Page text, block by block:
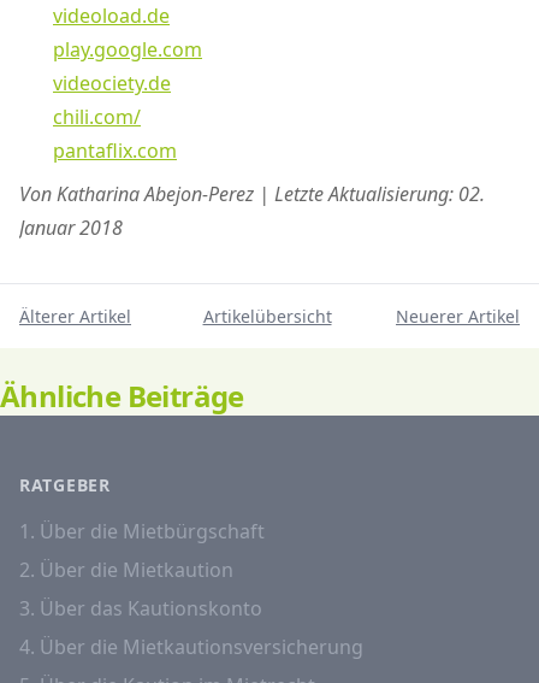
videoload.de
play.google.com
videociety.de
chili.com/
pantaflix.com
Von Katharina Abejon-Perez | Letzte Aktualisierung: 02.
Januar 2018
Älterer Artikel Artikelübersicht Neuerer Artikel
Ähnliche Beiträge
RATGEBER
1. Über die Mietbürgschaft
2. Über die Mietkaution
3. Über das Kautionskonto
4. Über die Mietkautionsversicherung